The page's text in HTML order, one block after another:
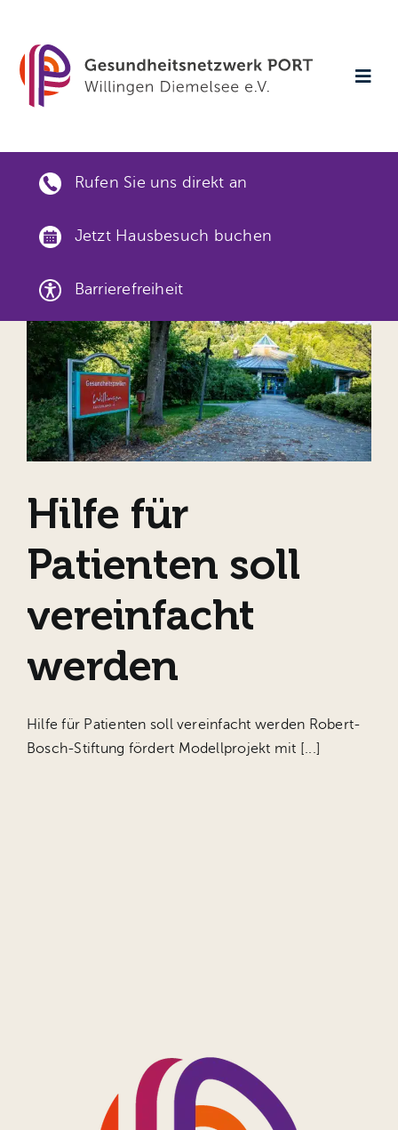
content
Gut
Unsere
Rufen Sie uns direkt an
Jetzt Hausbesuch buchen
Barrierefreiheit
Hilfe für
Patienten soll
vereinfacht
werden
Hilfe für Patienten soll vereinfacht werden Robert-
Bosch-Stiftung fördert Modellprojekt mit [...]